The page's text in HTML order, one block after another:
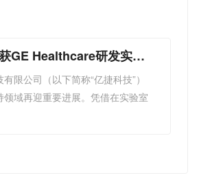
更专业、更智能的环境控制解决方案，
现技术升级与品质提升。
GE Healthcare研发实验
业防潮防氧化方案护航医
索
限公司（以下简称“亿捷科技”）
领域再迎重要进展。凭借在实验室
业技术与定制化服务能力，亿捷